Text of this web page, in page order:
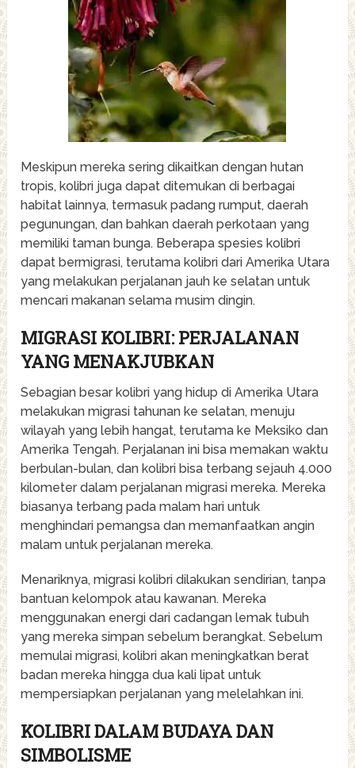
Meskipun mereka sering dikaitkan dengan hutan
tropis, kolibri juga dapat ditemukan di berbagai
habitat lainnya, termasuk padang rumput, daerah
pegunungan, dan bahkan daerah perkotaan yang
memiliki taman bunga. Beberapa spesies kolibri
dapat bermigrasi, terutama kolibri dari Amerika Utara
yang melakukan perjalanan jauh ke selatan untuk
mencari makanan selama musim dingin.
MIGRASI KOLIBRI: PERJALANAN
YANG MENAKJUBKAN
Sebagian besar kolibri yang hidup di Amerika Utara
melakukan migrasi tahunan ke selatan, menuju
wilayah yang lebih hangat, terutama ke Meksiko dan
Amerika Tengah. Perjalanan ini bisa memakan waktu
berbulan-bulan, dan kolibri bisa terbang sejauh 4.000
kilometer dalam perjalanan migrasi mereka. Mereka
biasanya terbang pada malam hari untuk
menghindari pemangsa dan memanfaatkan angin
malam untuk perjalanan mereka.
Menariknya, migrasi kolibri dilakukan sendirian, tanpa
bantuan kelompok atau kawanan. Mereka
menggunakan energi dari cadangan lemak tubuh
yang mereka simpan sebelum berangkat. Sebelum
memulai migrasi, kolibri akan meningkatkan berat
badan mereka hingga dua kali lipat untuk
mempersiapkan perjalanan yang melelahkan ini.
KOLIBRI DALAM BUDAYA DAN
SIMBOLISME